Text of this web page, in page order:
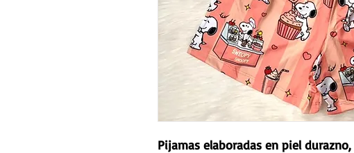
Pijamas elaboradas en piel